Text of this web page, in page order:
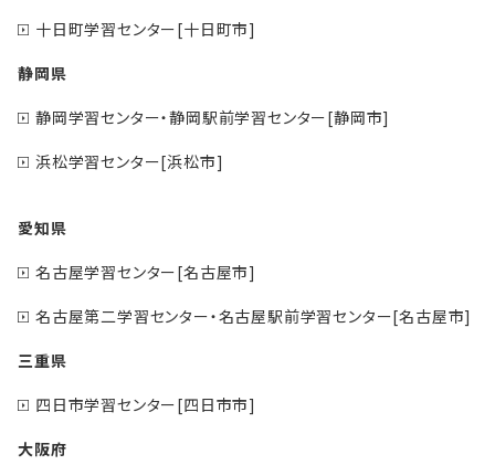
十日町学習センター[十日町市]
静岡県
静岡学習センター・静岡駅前学習センター[静岡市]
浜松学習センター[浜松市]
愛知県
名古屋学習センター[名古屋市]
名古屋第二学習センター・名古屋駅前学習センター[名古屋市]
三重県
四日市学習センター[四日市市]
大阪府